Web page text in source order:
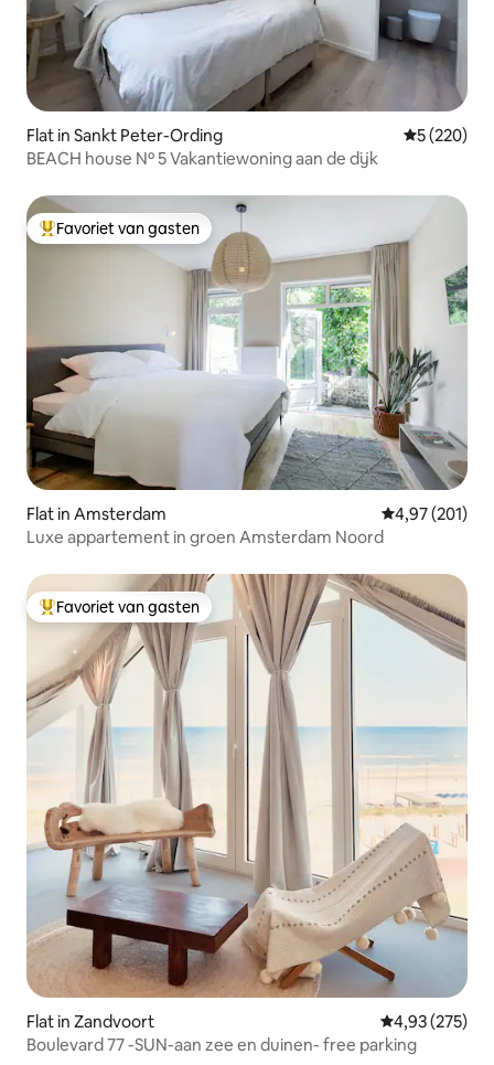
Flat in Sankt Peter-Ording
5 (220)
BEACH house Nº 5 Vakantiewoning aan de dijk
Topfavoriet van gasten
Favoriet van gasten
Flat in Amsterdam Gemiddelde
4,97 (201)
Luxe appartement in groen Amsterdam Noord
Topfavoriet van gasten
Favoriet van gasten
Flat in Zandvoort Gemiddelde
4,93 (275)
Boulevard 77 -SUN-aan zee en duinen- free parking